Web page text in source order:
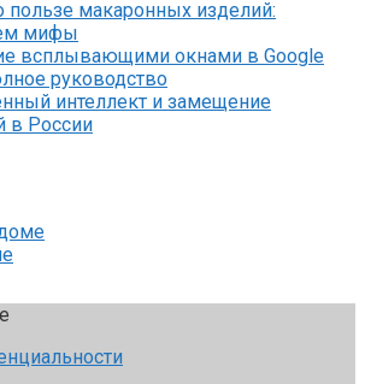
пользе макаронных изделий:
мифы
всплывающими окнами в Google
руководство
интеллект и замещение
в России